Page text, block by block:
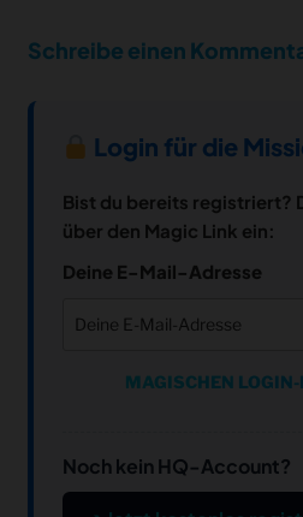
Schreibe einen
Login für die
Bist du bereits registriert?
über den Magic Link ein:
Deine E-Mail-Adresse
MAGISCHEN
Noch kein HQ-Account?